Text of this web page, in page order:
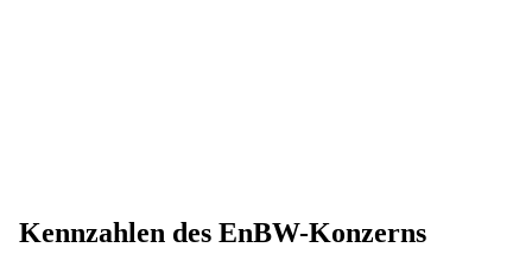
Kennzahlen des EnBW-Konzerns